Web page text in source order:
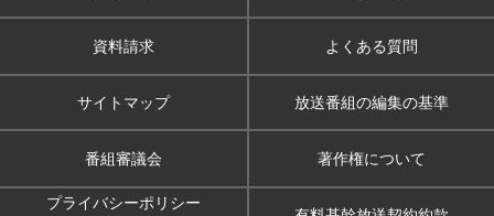
資料請求 よくある質問
サイトマップ 放送番組の編集の基準
番組審議会 著作権について
プライバシーポリシー